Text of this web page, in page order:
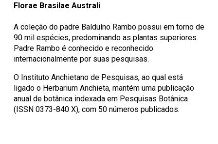
Florae Brasilae Australi
A coleção do padre Balduíno Rambo possui em torno de
90 mil espécies, predominando as plantas superiores.
Padre Rambo é conhecido e reconhecido
internacionalmente por suas pesquisas.
O Instituto Anchietano de Pesquisas, ao qual está
ligado o Herbarium Anchieta, mantém uma publicação
anual de botânica indexada em Pesquisas Botânica
(ISSN 0373-840 X), com 50 números publicados.